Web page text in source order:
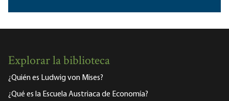
Explorar la biblioteca
¿Quién es Ludwig von Mises?
¿Qué es la Escuela Austriaca de Economía?